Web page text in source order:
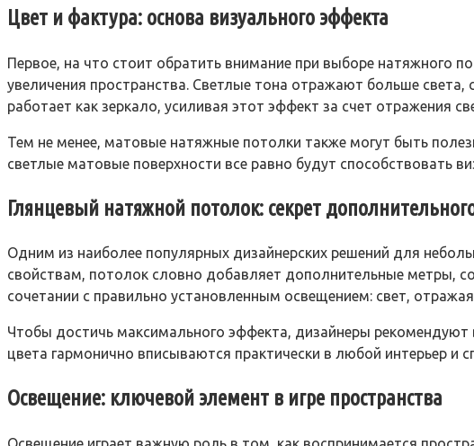
Цвет и фактура: основа визуального эффекта
Первое, на что стоит обратить внимание при выборе натяжного
увеличения пространства. Светлые тона отражают больше
работает как зеркало, усиливая этот эффект за счет отражения
Тем не менее, матовые натяжные потолки также могут быть
светлые матовые поверхности все равно будут способствовать
Глянцевый натяжной потолок: секрет
Одним из наиболее популярных дизайнерских решений для
свойствам, потолок словно добавляет дополнительные метры,
сочетании с правильно установленным освещением: свет,
Чтобы достичь максимального эффекта, дизайнеры
цвета гармонично вписываются практически в любой интерьер и
Освещение: ключевой элемент в игре пространства